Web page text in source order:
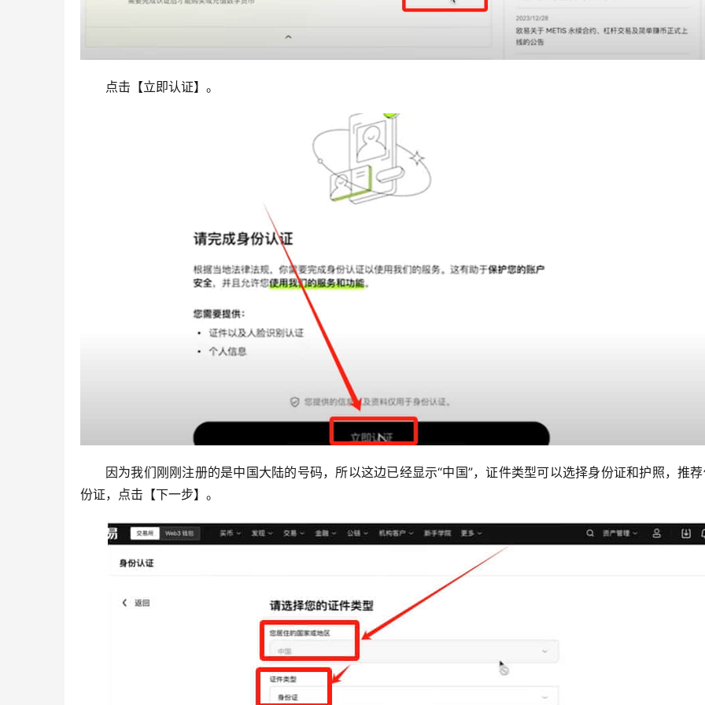
点击【立即认证】。
因为我们刚刚注册的是中国大陆的号码，所以这边已经显示“中国”，证件类型可以选择身份证和护照，推
份证，点击【下一步】。